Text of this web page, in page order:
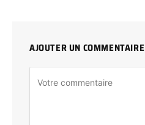
AJOUTER UN COMMENTAIRE